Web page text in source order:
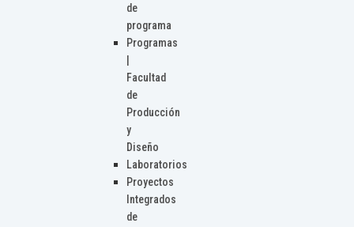
de
programa
Programas
Facultad
de
Producción
y
Diseño
Laboratorios
Proyectos
Integrados
de